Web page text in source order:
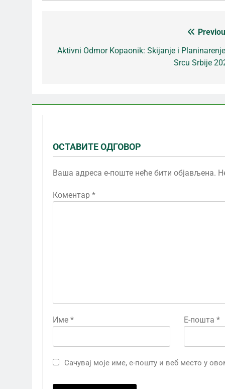
Кретање
Aktivni Odmor Kopaonik: Skijanje i
Srcu Srbije
ОСТАВИТЕ ОДГОВОР
Ваша адреса е-поште неће бити објављена.
Коментар *
Име * Е-пошта *
Сачувај моје име, е-пошту и веб место у